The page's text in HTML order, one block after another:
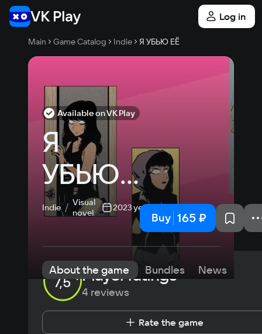
Log in
Main Game Catalog Indie Я УБЬЮ ЕЁ
Available on VK Play
Я
УБЬЮ
ЕЁ
Indie
Visual
novel
2023 year
Buy 165 ₽
About the game Bundles News
7,5 Player ratings
4 reviews
Rate the game